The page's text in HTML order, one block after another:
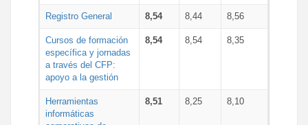
Registro General 8,54 8,44 8,56
Cursos de formación
específica y jornadas
a través del CFP:
apoyo a la gestión
8,54 8,54 8,35
Herramientas
informáticas
8,51 8,25 8,10